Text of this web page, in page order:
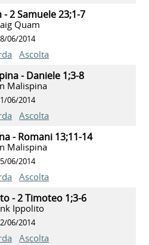
- 2 Samuele 23;1-7
Quam
06/2014
Ascolta
- Daniele 1;3-8
Malispina
06/2014
Ascolta
- Romani 13;11-14
Malispina
06/2014
Ascolta
- 2 Timoteo 1;3-6
Ippolito
06/2014
Ascolta